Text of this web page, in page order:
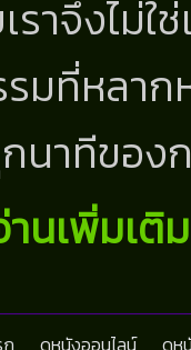
ราจึงไม่
มที่หลา
นาทีขอ
านเพิ่มเติ
ดูหนังออนไลน์ ดูห